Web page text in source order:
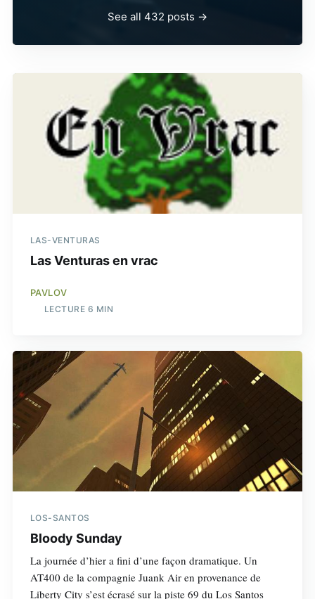
See all 432 posts →
LAS-VENTURAS
Las Venturas en vrac
PAVLOV
LECTURE 6 MIN
LOS-SANTOS
Bloody Sunday
La journée d’hier a fini d’une façon dramatique. Un
AT400 de la compagnie Juank Air en provenance de
Liberty City s’est écrasé sur la piste 69 du Los Santos